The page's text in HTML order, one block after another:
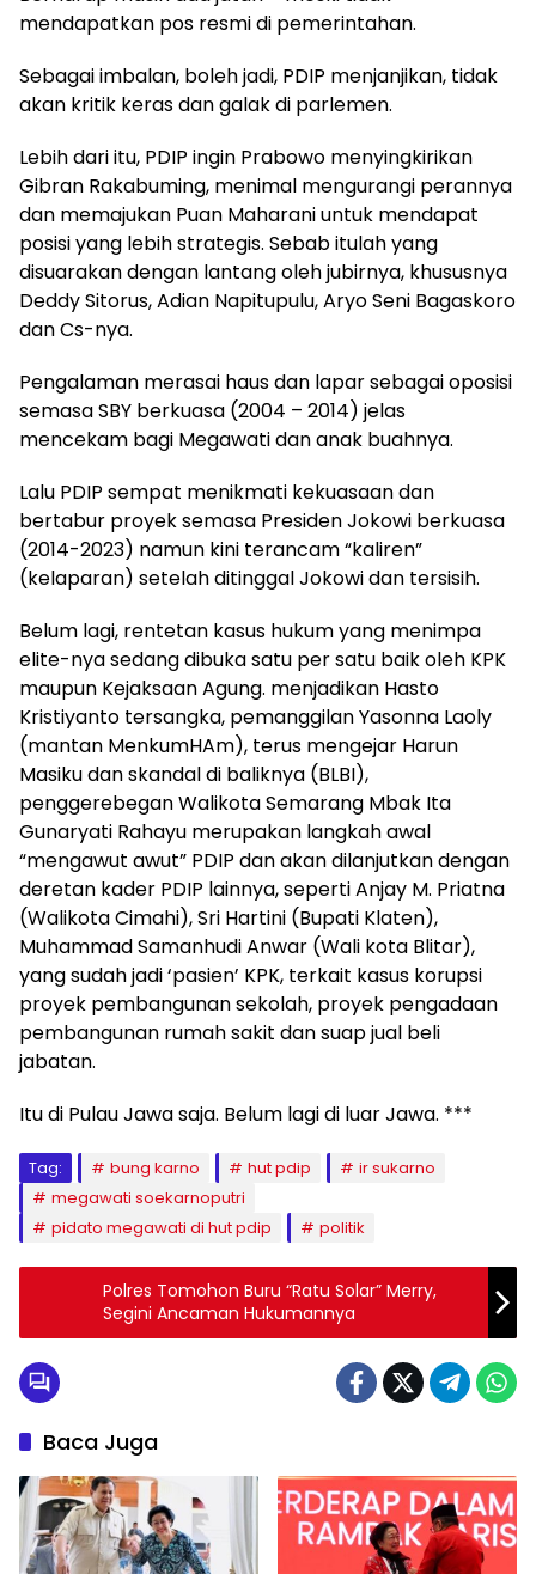
mendapatkan pos resmi di pemerintahan.
Sebagai imbalan, boleh jadi, PDIP menjanjikan, tidak
akan kritik keras dan galak di parlemen.
Lebih dari itu, PDIP ingin Prabowo menyingkirikan
Gibran Rakabuming, menimal mengurangi perannya
dan memajukan Puan Maharani untuk mendapat
posisi yang lebih strategis. Sebab itulah yang
disuarakan dengan lantang oleh jubirnya, khususnya
Deddy Sitorus, Adian Napitupulu, Aryo Seni Bagaskoro
dan Cs-nya.
Pengalaman merasai haus dan lapar sebagai oposisi
semasa SBY berkuasa (2004 – 2014) jelas
mencekam bagi Megawati dan anak buahnya.
Lalu PDIP sempat menikmati kekuasaan dan
bertabur proyek semasa Presiden Jokowi berkuasa
(2014-2023) namun kini terancam “kaliren”
(kelaparan) setelah ditinggal Jokowi dan tersisih.
Belum lagi, rentetan kasus hukum yang menimpa
elite-nya sedang dibuka satu per satu baik oleh KPK
maupun Kejaksaan Agung. menjadikan Hasto
Kristiyanto tersangka, pemanggilan Yasonna Laoly
(mantan MenkumHAm), terus mengejar Harun
Masiku dan skandal di baliknya (BLBI),
penggerebegan Walikota Semarang Mbak Ita
Gunaryati Rahayu merupakan langkah awal
“mengawut awut” PDIP dan akan dilanjutkan dengan
deretan kader PDIP lainnya, seperti Anjay M. Priatna
(Walikota Cimahi), Sri Hartini (Bupati Klaten),
Muhammad Samanhudi Anwar (Wali kota Blitar),
yang sudah jadi ‘pasien’ KPK, terkait kasus korupsi
proyek pembangunan sekolah, proyek pengadaan
pembangunan rumah sakit dan suap jual beli
jabatan.
Itu di Pulau Jawa saja. Belum lagi di luar Jawa. ***
Tag: bung karno hut pdip
ir sukarno
megawati soekarnoputri
pidato megawati di hut pdip
politik
Polres Tomohon Buru “Ratu Solar” Merry,
Segini Ancaman Hukumannya
Baca Juga